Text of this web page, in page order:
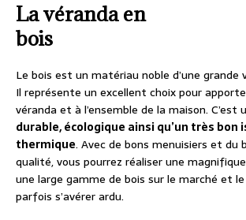
La véranda en
bois
Le bois est un matériau noble d’une grande
Il représente un excellent choix pour
véranda et à l’ensemble de la maison. C’est
durable, écologique ainsi qu’un très bon
thermique. Avec de bons menuisiers et du
qualité, vous pourrez réaliser une
une large gamme de bois sur le marché et
parfois s’avérer ardu.